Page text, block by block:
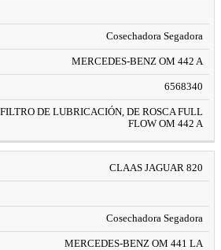
Cosechadora Segadora
MERCEDES-BENZ OM 442 A
6568340
FILTRO DE LUBRICACIÓN, DE ROSCA FULL
FLOW OM 442 A
CLAAS JAGUAR 820
Cosechadora Segadora
MERCEDES-BENZ OM 441 LA